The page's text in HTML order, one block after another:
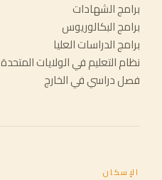
برامج الشهادات
برامج البكالوريوس
برامج الدراسات العليا
نظام التعليم في الولايات المتحدة
فصل دراسي في الخارج
الإسكان